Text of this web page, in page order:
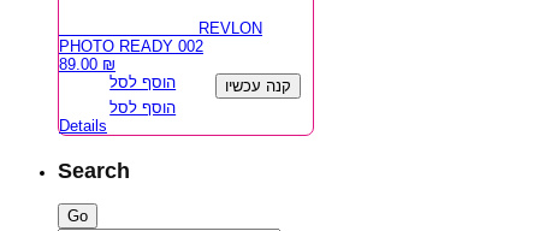
REVLON
PHOTO READY 002
89.00 ₪
הוסף לסל
קנה עכשיו
הוסף לסל
Details
Search